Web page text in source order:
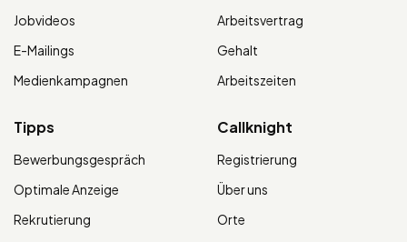
Jobvideos
E-Mailings
Medienkampagnen
Arbeitsvertrag
Gehalt
Arbeitszeiten
Tipps
Bewerbungsgespräch
Optimale Anzeige
Rekrutierung
Callknight
Registrierung
Über uns
Orte